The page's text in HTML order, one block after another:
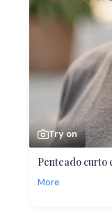
Try on
Penteado curto
More